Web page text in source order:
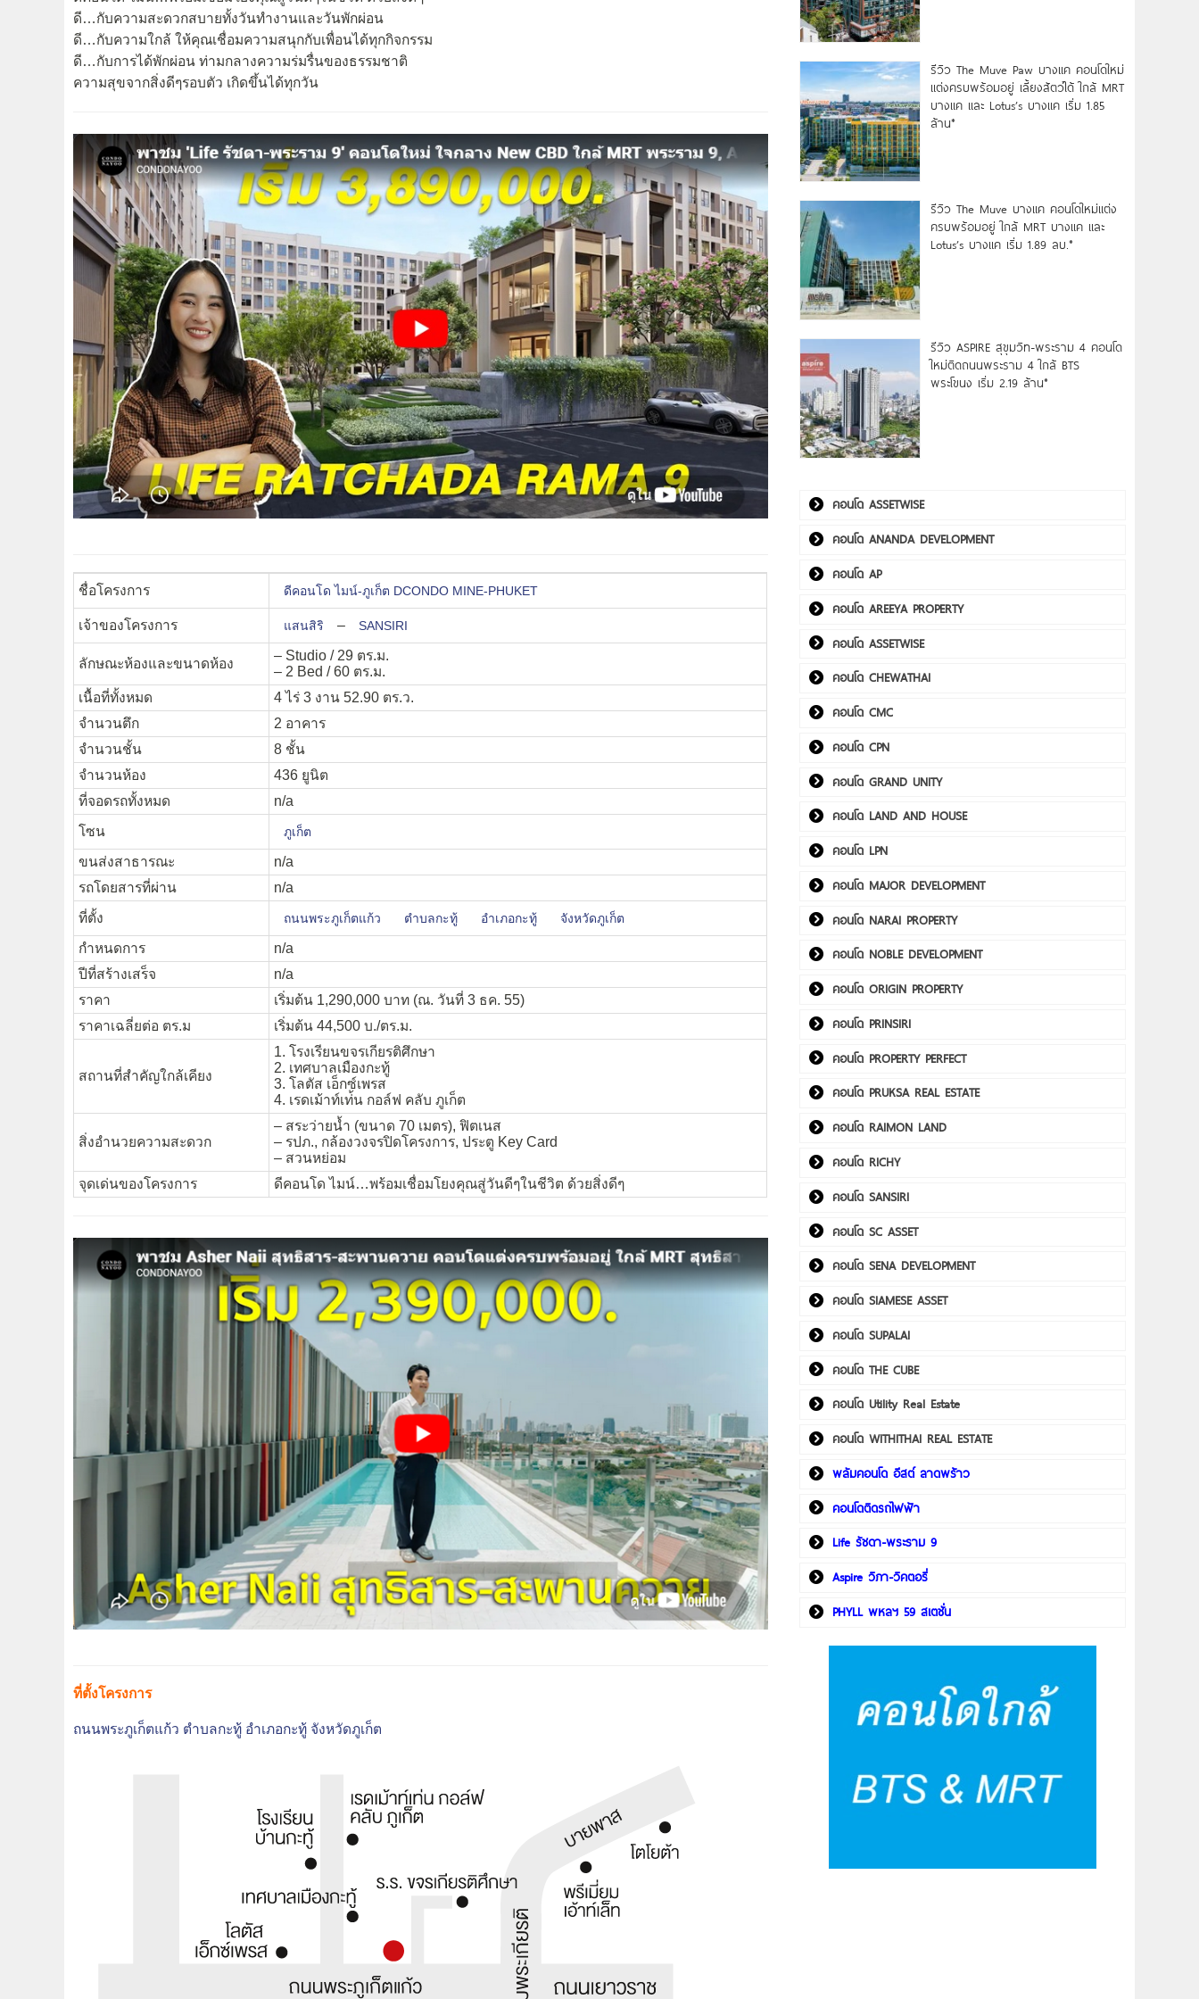
ดี…กับความสะดวกสบายทั้งวันทำงานและวันพักผ่อน
ดี…กับความใกล้ ให้คุณเชื่อมความสนุกกับเพื่อนได้ทุกกิจกรรม
ดี…กับการได้พักผ่อน ท่ามกลางความร่มรื่นของธรรมชาติ
ความสุขจากสิ่งดีๆรอบตัว เกิดขึ้นได้ทุกวัน
ชื่อโครงการ ดีคอนโด ไมน์-ภูเก็ต DCONDO MINE-PHUKET
เจ้าของโครงการ แสนสิริ – SANSIRI
ลักษณะห้องและขนาดห้อง
– Studio / 29 ตร.ม.
– 2 Bed / 60 ตร.ม.
เนื้อที่ทั้งหมด
4 ไร่ 3 งาน 52.90 ตร.ว.
จำนวนตึก
2 อาคาร
จำนวนชั้น
8 ชั้น
จำนวนห้อง
436 ยูนิต
ที่จอดรถทั้งหมด
n/a
โซน
ภูเก็ต
ขนส่งสาธารณะ
n/a
รถโดยสารที่ผ่าน
n/a
ที่ตั้ง
ถนนพระภูเก็ตแก้ว ตำบลกะทู้ อำเภอกะทู้ จังหวัดภูเก็ต
กำหนดการ
n/a
ปีที่สร้างเสร็จ
n/a
ราคา
เริ่มต้น 1,290,000 บาท (ณ. วันที่ 3 ธค. 55)
ราคาเฉลี่ยต่อ ตร.ม
เริ่มต้น 44,500 บ./ตร.ม.
สถานที่สำคัญใกล้เคียง
1. โรงเรียนขจรเกียรติศึกษา
2. เทศบาลเมืองกะทู้
3. โลตัส เอ็กซ์เพรส
4. เรดเม้าท์เท่้น กอล์ฟ คลับ ภูเก็ต
สิ่งอำนวยความสะดวก
– สระว่ายน้ำ (ขนาด 70 เมตร), ฟิตเนส
– รปภ., กล้องวงจรปิดโครงการ, ประตู Key Card
– สวนหย่อม
จุดเด่นของโครงการ
ดีคอนโด ไมน์…พร้อมเชื่อมโยงคุณสู่วันดีๆในชีวิต ด้วยสิ่งดีๆ
ที่ตั้งโครงการ
ถนนพระภูเก็ตแก้ว ตำบลกะทู้ อำเภอกะทู้ จังหวัดภูเก็ต
รีวิว The Muve Paw บางแค คอนโดใหม่
แต่งครบพร้อมอยู่ เลี้ยงสัตว์ได้ ใกล้ MRT
บางแค และ Lotus’s บางแค เริ่ม 1.85
ล้าน*
รีวิว The Muve บางแค คอนโดใหม่แต่ง
ครบพร้อมอยู่ ใกล้ MRT บางแค และ
Lotus’s บางแค เริ่ม 1.89 ลบ.*
รีวิว ASPIRE สุขุมวิท-พระราม 4 คอนโด
ใหม่ติดถนนพระราม 4 ใกล้ BTS
พระโขนง เริ่ม 2.19 ล้าน*
คอนโด ASSETWISE
คอนโด ANANDA DEVELOPMENT
คอนโด AP
คอนโด AREEYA PROPERTY
คอนโด ASSETWISE
คอนโด CHEWATHAI
คอนโด CMC
คอนโด CPN
คอนโด GRAND UNITY
คอนโด LAND AND HOUSE
คอนโด LPN
คอนโด MAJOR DEVELOPMENT
คอนโด NARAI PROPERTY
คอนโด NOBLE DEVELOPMENT
คอนโด ORIGIN PROPERTY
คอนโด PRINSIRI
คอนโด PROPERTY PERFECT
คอนโด PRUKSA REAL ESTATE
คอนโด RAIMON LAND
คอนโด RICHY
คอนโด SANSIRI
คอนโด SC ASSET
คอนโด SENA DEVELOPMENT
คอนโด SIAMESE ASSET
คอนโด SUPALAI
คอนโด THE CUBE
คอนโด Utility Real Estate
คอนโด WITHITHAI REAL ESTATE
พลัมคอนโด อีสต์ ลาดพร้าว
คอนโดติดรถไฟฟ้า
Life รัชดา-พระราม 9
Aspire วิภา-วิคตอรี่
PHYLL พหลฯ 59 สเตชั่น